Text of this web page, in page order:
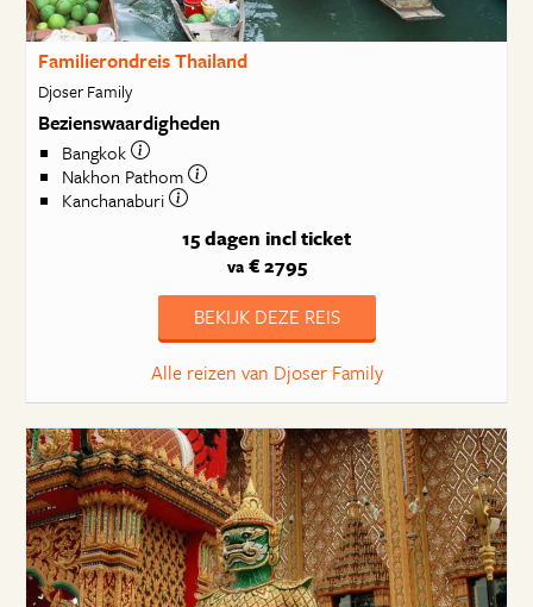
Familierondreis Thailand
Djoser Family
Bezienswaardigheden
Bangkok
Nakhon Pathom
Kanchanaburi
15 dagen incl ticket
va€ 2795
BEKIJK DEZE REIS
Alle reizen van Djoser Family